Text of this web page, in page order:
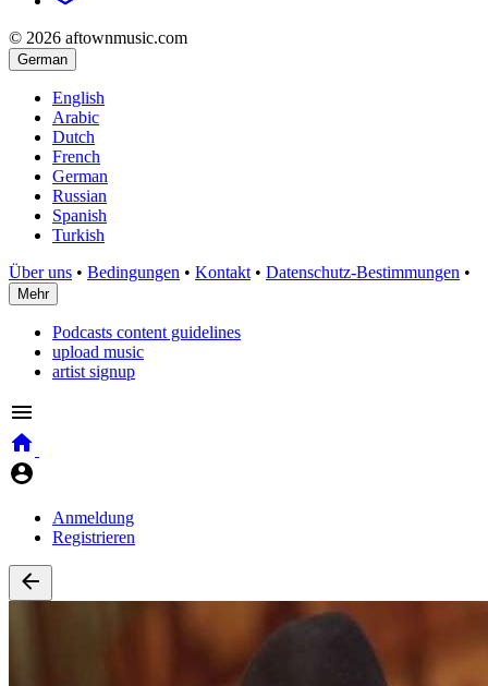
© 2026 aftownmusic.com
German
English
Arabic
Dutch
French
German
Russian
Spanish
Turkish
Über uns • Bedingungen • Kontakt • Datenschutz-Bestimmungen •
Mehr
Podcasts content guidelines
upload music
artist signup
Anmeldung
Registrieren